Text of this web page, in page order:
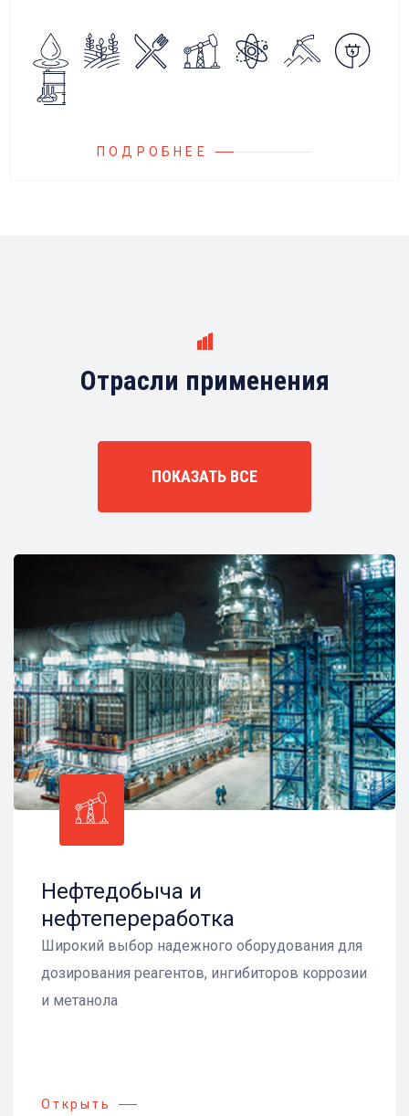
Блок управления Ареоматик совместим с
любыми насосами российских и
иностранных производителей.
ПОДРОБНЕЕ
Отрасли применения
ПОКАЗАТЬ ВСЕ
Нефтедобыча и
нефтепереработка
Широкий выбор надежного оборудования для
дозирования реагентов, ингибиторов коррозии
и метанола
Открыть